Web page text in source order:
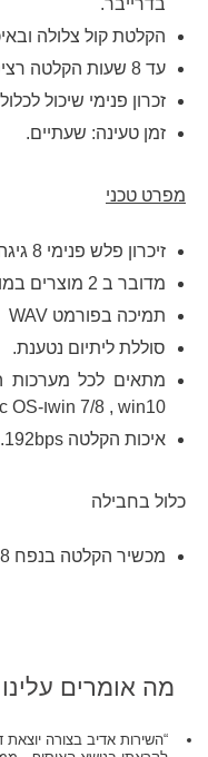
בדרייבר.
הקלטת קול צלולה
עד 8 שעות הקלטה רציפה אחרי כל טעינה מלאה.
זכרון פנימי שיכול לכלול עד 90 שעות של
זמן טעינה: שעתיים.
מפרט טכני
זיכרון פלש פנימי 8 גיגה.
מדובר ב 2 מוצרים במוצר 1: זיכרון פנימי + מקליט שיחות.
תמיכה בפורמט WAV
סוללת ליתיום נטענת.
win 7/8 , win10ו-Mac OS
איכות הקלטה 192bps.
כלול בחבילה
מכשיר הקלטה בנפח 8 גיגה עם חיישן זיהוי קול.
מה אומרים
“השירות אדיב בצורה